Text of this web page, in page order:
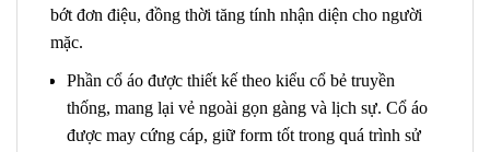
bớt đơn điệu, đồng thời tăng tính nhận diện cho người
mặc.
Phần cổ áo được thiết kế theo kiểu cổ bẻ truyền
thống, mang lại vẻ ngoài gọn gàng và lịch sự. Cổ áo
được may cứng cáp, giữ form tốt trong quá trình sử